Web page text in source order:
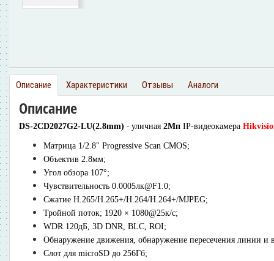
Описание Характеристики Отзывы Аналоги
Описание
DS-2CD2027G2-LU(2.8mm) - уличная 2Мп IP-видеокамера
Матрица 1/2.8" Progressive Scan CMOS;
Объектив 2.8мм;
Угол обзора 107°;
Чувствительность 0.0005лк@F1.0;
Сжатие H.265/H.265+/H.264/H.264+/MJPEG;
Тройной поток; 1920 × 1080@25к/с;
WDR 120дБ, 3D DNR, BLC, ROI;
Обнаружение движения, обнаружение пересечения линии и
Слот для microSD до 256Гб;